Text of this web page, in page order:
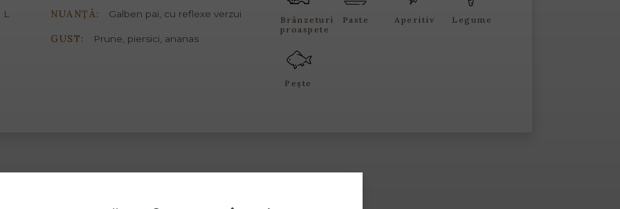
L NUANȚĂ: Galben pai, cu reflexe verzui
GUST: Prune, piersici, ananas
Brânzeturi
proaspete
Paste Aperitiv Legume
Pește